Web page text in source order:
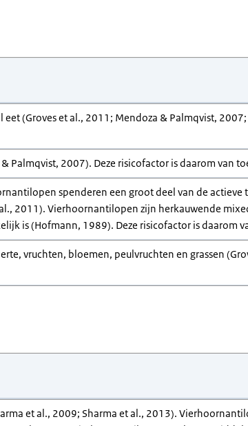
(Groves et al., 2011; Mendoza & Palmqvist, 2007;
2007). Deze risicofactor is daarom van
spenderen een groot deel van de actieve
2011). Vierhoornantilopen zijn herkauwende
is (Hofmann, 1989). Deze risicofactor is daarom
vruchten, bloemen, peulvruchten en grassen
et al., 2009; Sharma et al., 2013).